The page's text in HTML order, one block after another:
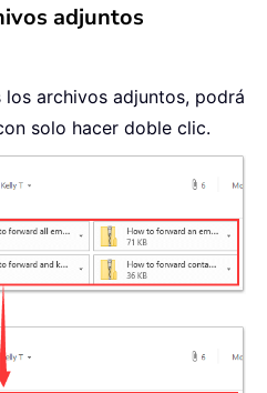
adjuntos
archivos adjuntos, podrá
solo hacer doble clic.